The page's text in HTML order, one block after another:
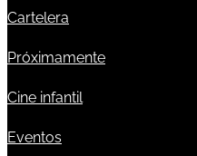
Cartelera
Próximamente
Cine infantil
Eventos